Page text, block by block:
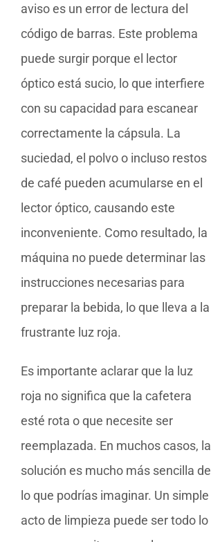
aviso es un error de lectura del
código de barras. Este problema
puede surgir porque el lector
óptico está sucio, lo que interfiere
con su capacidad para escanear
correctamente la cápsula. La
suciedad, el polvo o incluso restos
de café pueden acumularse en el
lector óptico, causando este
inconveniente. Como resultado, la
máquina no puede determinar las
instrucciones necesarias para
preparar la bebida, lo que lleva a la
frustrante luz roja.
Es importante aclarar que la luz
roja no significa que la cafetera
esté rota o que necesite ser
reemplazada. En muchos casos, la
solución es mucho más sencilla de
lo que podrías imaginar. Un simple
acto de limpieza puede ser todo lo